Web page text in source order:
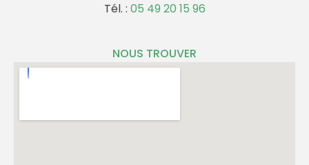
Tél. : 05 49 20 15 96
NOUS TROUVER